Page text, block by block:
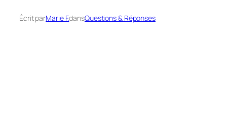
Écrit parMarie F.dansQuestions & Réponses